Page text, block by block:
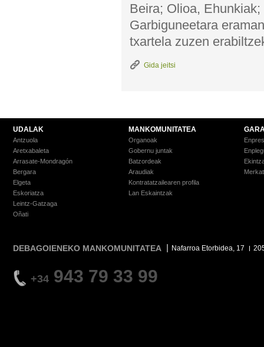
Beira; Olioa,
Garbiguneetara
txartela zuzen
Gida jeitsi
UDALAK
Antzuola
Aretxabaleta
Arrasate-Mondragón
Bergara
Elgeta
Eskoriatza
Leintz-Gatzaga
Oñati
MANKOMUNITATEA
Organoak
Gobernu juntak
Batzordeak
Araudiak
Kontratatzailearen profila
Lan Eskaintzak
DEBAGOIENEKO MANKOMUNITATEA Nafarroa Etorbidea, 17
+34 943 79 33 99